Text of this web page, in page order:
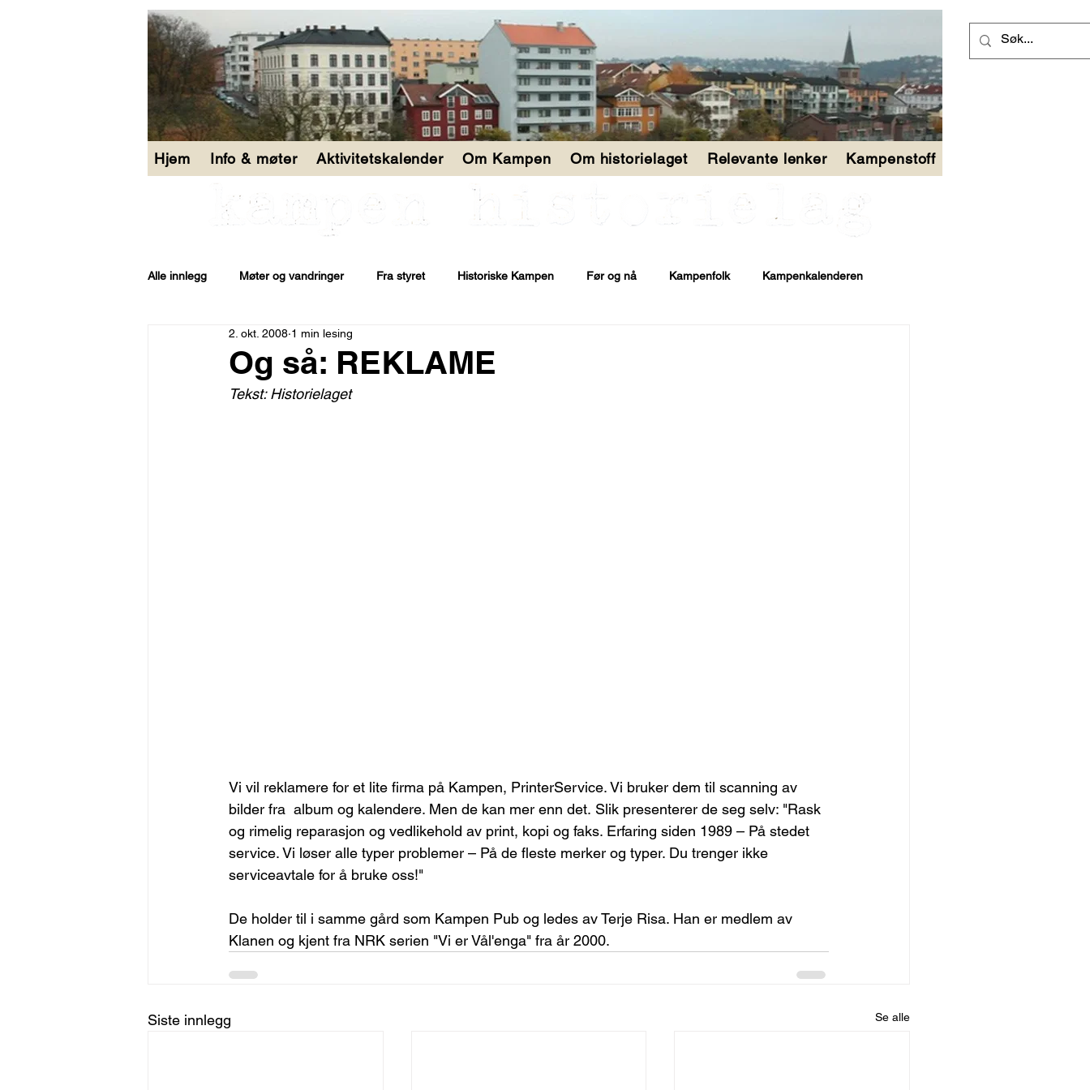
Hjem Info & møter Aktivitetskalender Om Kampen Om historielaget Relevante lenker Kampenstoff
Alle innlegg Møter og vandringer Fra styret Historiske Kampen Før og nå Kampenfolk Kampenkalenderen
Åpen bakgård
Og så: REKLAME
2. okt. 2008 1 min lesing
Tekst: Historielaget
Vi vil reklamere for et lite firma på Kampen, PrinterService. Vi bruker dem til scanning av
bilder fra  album og kalendere. Men de kan mer enn det. Slik presenterer de seg selv: "Rask
og rimelig reparasjon og vedlikehold av print, kopi og faks. Erfaring siden 1989 – På stedet
service. Vi løser alle typer problemer – På de fleste merker og typer. Du trenger ikke
serviceavtale for å bruke oss!"
De holder til i samme gård som Kampen Pub og ledes av Terje Risa. Han er medlem av
Klanen og kjent fra NRK serien "Vi er Vål'enga" fra år 2000.
Siste innlegg Se alle